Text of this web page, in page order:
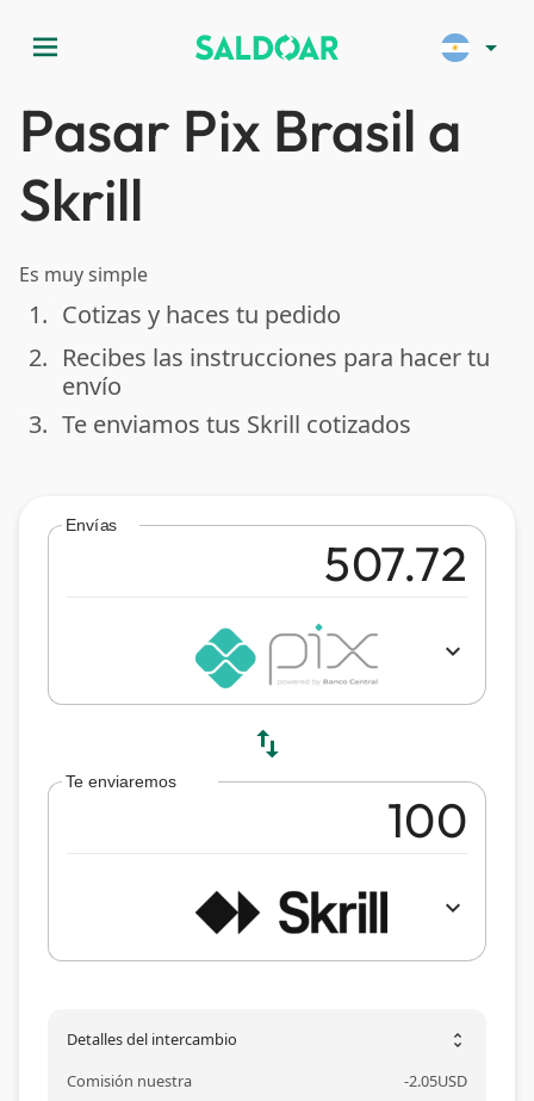
menu arrow_drop_down
Pasar Pix Brasil a
Skrill
Es muy simple
done
1. Cotizas y haces tu pedido
done
2. Recibes las instrucciones para hacer tu
envío
done
3. Te enviamos tus Skrill cotizados
Envías
expand_more
swap_vert
Te enviaremos
expand_more
Detalles del intercambio unfold_more
Comisión nuestra -2.05USD